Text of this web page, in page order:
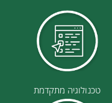
טכנולוגיה מתקדמת